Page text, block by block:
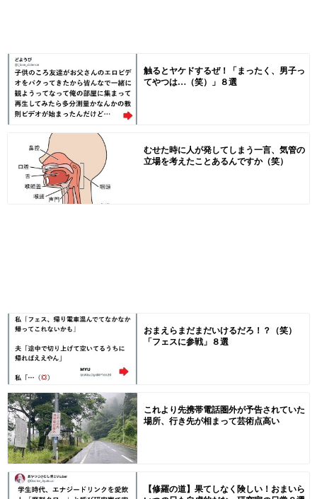
触るとヤケドするぜ！「まったく、男子っ
てやつは…（笑）」８選
むせた時に人が発してしまう一言、気管の
立場を考えたことあるんですか（笑）
おまえらまだまだいけるだろ！？（笑）
「フェスに参戦」８選
これより先携帯電話圏外が予告されていた
場所、行き先が相まって芸術点高い
【修羅の道】果てしなく険しい！おまいら